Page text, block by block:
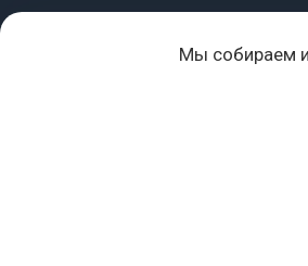
+7 (977) 418-45-
Мы собираем